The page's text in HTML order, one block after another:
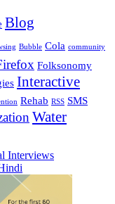
Blog
Bubble Cola community
Folksonomy
Interactive
Rehab RSS SMS
Water